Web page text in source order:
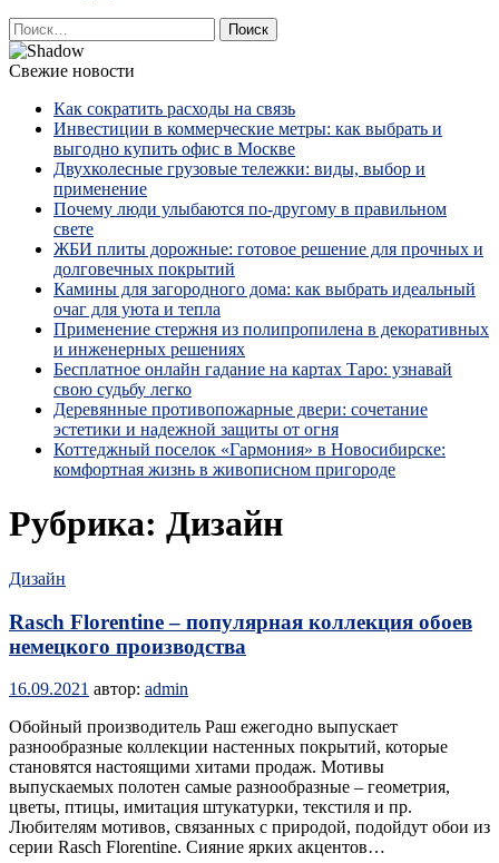
Найти:
Свежие новости
Как сократить расходы на связь
Инвестиции в коммерческие метры: как выбрать и
выгодно купить офис в Москве
Двухколесные грузовые тележки: виды, выбор и
применение
Почему люди улыбаются по‑другому в правильном
свете
ЖБИ плиты дорожные: готовое решение для прочных и
долговечных покрытий
Камины для загородного дома: как выбрать идеальный
очаг для уюта и тепла
Применение стержня из полипропилена в декоративных
и инженерных решениях
Бесплатное онлайн гадание на картах Таро: узнавай
свою судьбу легко
Деревянные противопожарные двери: сочетание
эстетики и надежной защиты от огня
Коттеджный поселок «Гармония» в Новосибирске:
комфортная жизнь в живописном пригороде
Рубрика: Дизайн
Дизайн
Rasch Florentine – популярная коллекция обоев
немецкого производства
16.09.2021 автор: admin
Обойный производитель Раш ежегодно выпускает
разнообразные коллекции настенных покрытий, которые
становятся настоящими хитами продаж. Мотивы
выпускаемых полотен самые разнообразные – геометрия,
цветы, птицы, имитация штукатурки, текстиля и пр.
Любителям мотивов, связанных с природой, подойдут обои из
серии Rasch Florentine. Сияние ярких акцентов…